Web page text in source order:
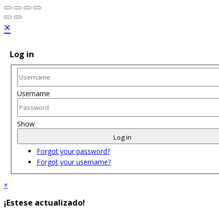
×
Log in
Username
Show
Log in
Forgot your password?
Forgot your username?
×
¡Estese actualizado!